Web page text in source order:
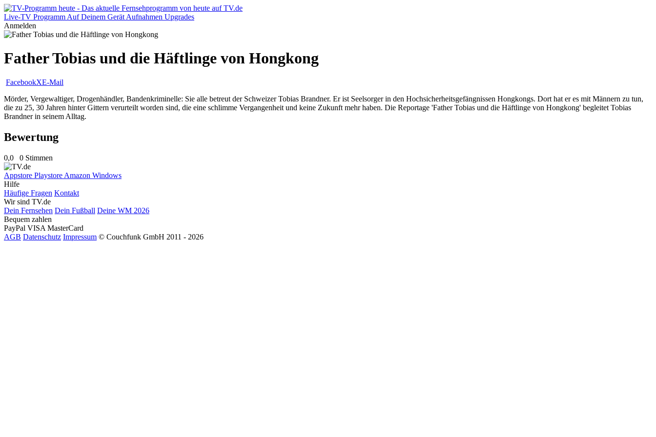
Live-TV Programm Auf Deinem Gerät Aufnahmen Upgrades
Anmelden
Father Tobias und die Häftlinge von Hongkong
FacebookXE-Mail
Mörder, Vergewaltiger, Drogenhändler, Bandenkriminelle: Sie alle betreut der Schweizer Tobias Brandner. Er ist Seelsorger in den Hochsicherheitsgefängnissen Hongkongs. Dort hat er es mit Männern zu tun,
die zu 25, 30 Jahren hinter Gittern verurteilt worden sind, die eine schlimme Vergangenheit und keine Zukunft mehr haben. Die Reportage 'Father Tobias und die Häftlinge von Hongkong' begleitet Tobias
Brandner in seinem Alltag.
Bewertung
0,0 0 Stimmen
Appstore Playstore Amazon Windows
Hilfe
Häufige Fragen Kontakt
Wir sind TV.de
Dein Fernsehen Dein Fußball Deine WM 2026
Bequem zahlen
PayPal VISA MasterCard
AGB Datenschutz Impressum © Couchfunk GmbH 2011 - 2026